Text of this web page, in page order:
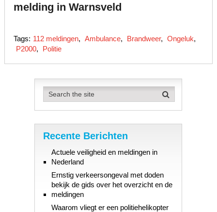
melding in Warnsveld
Tags: 112 meldingen, Ambulance, Brandweer, Ongeluk,
P2000, Politie
Recente Berichten
Actuele veiligheid en meldingen in
Nederland
Ernstig verkeersongeval met doden
bekijk de gids over het overzicht en de
meldingen
Waarom vliegt er een politiehelikopter